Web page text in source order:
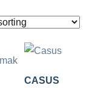
CASUS